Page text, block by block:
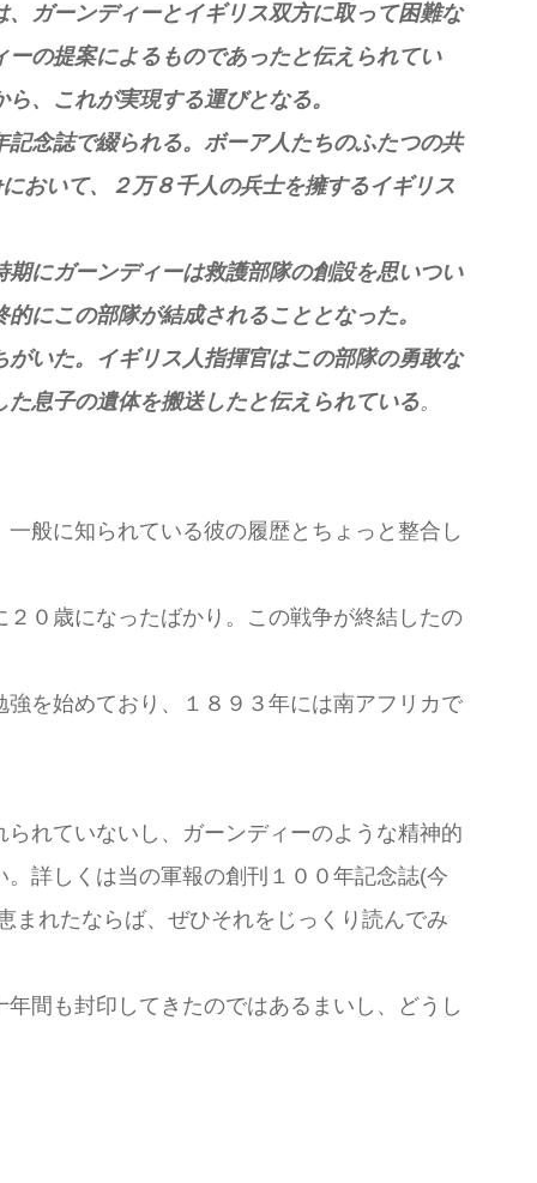
ガーンディーとイギリス双方に取って困難な
の提案によるものであったと伝えられてい
、これが実現する運びとなる。
念誌で綴られる。ボーア人たちのふたつの共
おいて、２万８千人の兵士を擁するイギリス
にガーンディーは救護部隊の創設を思いつい
にこの部隊が結成されることとなった。
いた。イギリス人指揮官はこの部隊の勇敢な
息子の遺体を搬送したと伝えられている。
般に知られている彼の履歴とちょっと整合し
０歳になったばかり。この戦争が終結したの
を始めており、１８９３年には南アフリカで
れていないし、ガーンディーのような精神的
詳しくは当の軍報の創刊１００年記念誌(今
まれたならば、ぜひそれをじっくり読んでみ
間も封印してきたのではあるまいし、どうし